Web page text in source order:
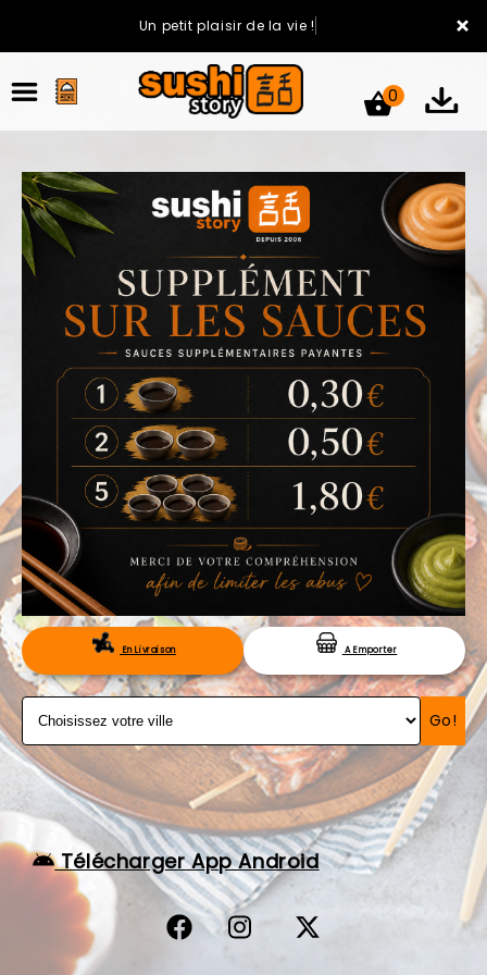
×
Un petit plaisir de la vie !
ACCUEIL
LA CARTE
VOTRE COMPTE
NOTRE RESTAURANT
VOS AVIS
MENTIONS LÉGALES
C.G.V
RÉSERVATION
0
En Livraison A Emporter
Go!
Télécharger App Android